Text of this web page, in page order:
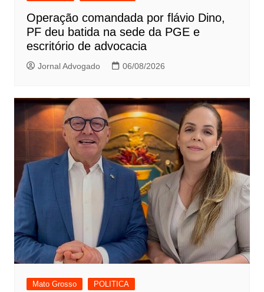
Operação comandada por flávio Dino,
PF deu batida na sede da PGE e
escritório de advocacia
Jornal Advogado 06/08/2026
Mato Grosso POLITICA